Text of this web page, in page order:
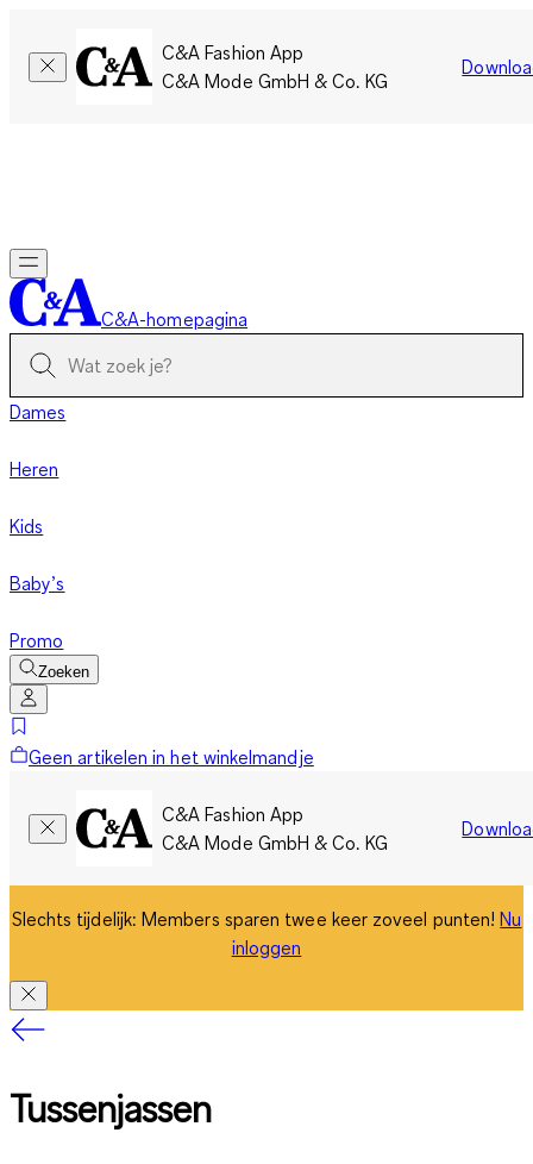
C&A Fashion App
C&A Mode GmbH & Co. KG
C&A-homepagina
Dames
Heren
Kids
Baby’s
Promo
Zoeken
Geen artikelen in het winkelmandje
C&A Fashion App
C&A Mode GmbH & Co. KG
Slechts tijdelijk: Members sparen twee keer zoveel punten!Nu
inloggen
Tussenjassen